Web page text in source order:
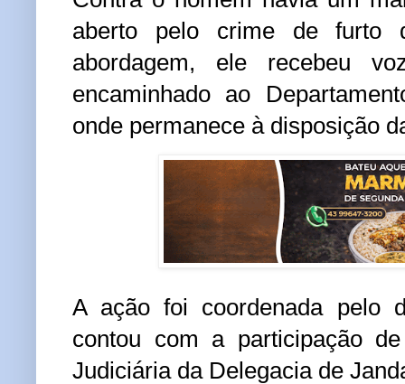
aberto pelo crime de furto
abordagem, ele recebeu
encaminhado ao
onde permanece à disposição
A ação foi coordenada pelo
contou com a participação
Judiciária da Delegacia de